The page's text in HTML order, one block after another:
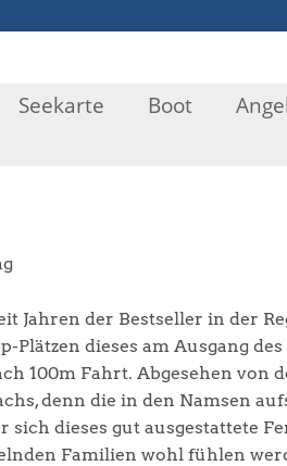
Seekarte Boot
Jahren der Bestseller in der
Plätzen dieses am Ausgang
100m Fahrt. Abgesehen
denn die in den Namsen
sich dieses gut ausgestattete
Familien wohl fühlen